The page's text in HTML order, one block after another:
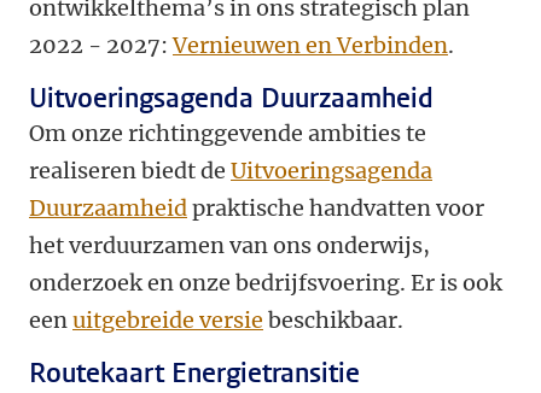
ontwikkelthema’s in ons strategisch plan
2022 - 2027:Vernieuwen en Verbinden.
Uitvoeringsagenda Duurzaamheid
Om onze richtinggevende ambities te
realiseren biedt de Uitvoeringsagenda
Duurzaamheidpraktische handvatten voor
het verduurzamen van ons onderwijs,
onderzoek en onze bedrijfsvoering. Er is ook
eenuitgebreide versie beschikbaar.
Routekaart Energietransitie